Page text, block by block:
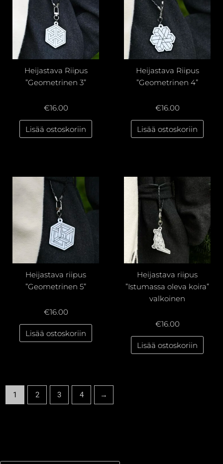
Heijastava Riipus
”Geometrinen 3”
€16.00
Lisää ostoskoriin
Heijastava Riipus
”Geometrinen 4”
€16.00
Lisää ostoskoriin
Heijastava riipus
”Geometrinen 5”
€16.00
Lisää ostoskoriin
Heijastava riipus
”Istumassa oleva koira”
valkoinen
€16.00
Lisää ostoskoriin
1 2 3 4 →